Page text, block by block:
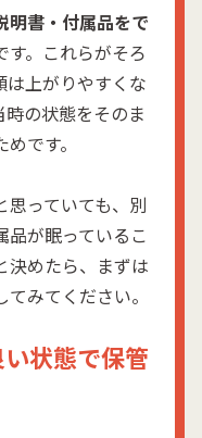
明書・付属品をで
す。これらがそろ
は上がりやすくな
時の状態をそのま
です。
思っていても、別
品が眠っているこ
決めたら、まずは
みてください。
状態で保管